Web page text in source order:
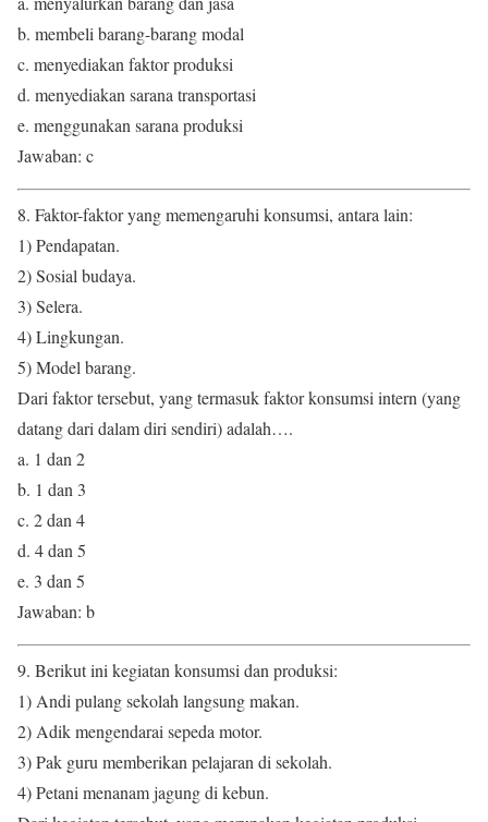
b. membeli barang-barang modal
c. menyediakan faktor produksi
d. menyediakan sarana transportasi
e. menggunakan sarana produksi
Jawaban: c
8. Faktor-faktor yang memengaruhi konsumsi, antara lain:
1) Pendapatan.
2) Sosial budaya.
3) Selera.
4) Lingkungan.
5) Model barang.
Dari faktor tersebut, yang termasuk faktor konsumsi intern (yang
datang dari dalam diri sendiri) adalah….
a. 1 dan 2
b. 1 dan 3
c. 2 dan 4
d. 4 dan 5
e. 3 dan 5
Jawaban: b
9. Berikut ini kegiatan konsumsi dan produksi:
1) Andi pulang sekolah langsung makan.
2) Adik mengendarai sepeda motor.
3) Pak guru memberikan pelajaran di sekolah.
4) Petani menanam jagung di kebun.